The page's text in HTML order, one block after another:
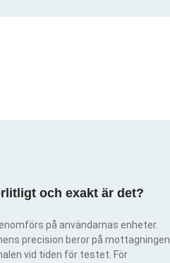
och exakt är det?
på användarnas enheter.
precision beror på mottagningen
vid tiden för testet. För